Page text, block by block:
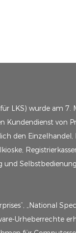
LKS) wurde am
Kundendienst von
den
„National
Urheberrechte